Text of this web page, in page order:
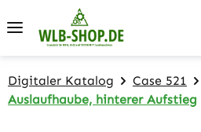
Zum Hauptinhalt springen
Digitaler Katalog Case 521
Auslaufhaube, hinterer Aufstieg